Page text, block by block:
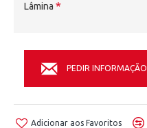
Lâmina
PEDIR INFORMAÇÃO
Adicionar aos Favoritos